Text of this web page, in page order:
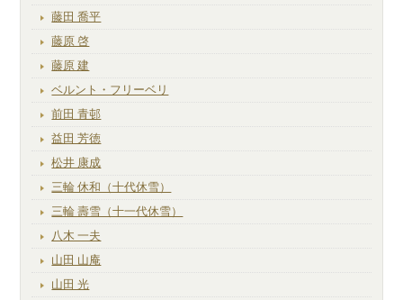
藤田 喬平
藤原 啓
藤原 建
ベルント・フリーベリ
前田 青邨
益田 芳徳
松井 康成
三輪 休和（十代休雪）
三輪 壽雪（十一代休雪）
八木 一夫
山田 山庵
山田 光